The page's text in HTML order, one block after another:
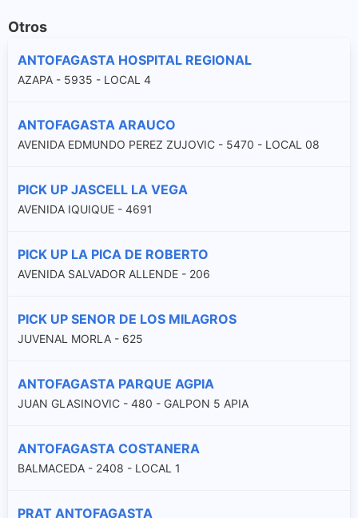
Otros
ANTOFAGASTA HOSPITAL REGIONAL
AZAPA - 5935 - LOCAL 4
ANTOFAGASTA ARAUCO
AVENIDA EDMUNDO PEREZ ZUJOVIC - 5470 - LOCAL 08
PICK UP JASCELL LA VEGA
AVENIDA IQUIQUE - 4691
PICK UP LA PICA DE ROBERTO
AVENIDA SALVADOR ALLENDE - 206
PICK UP SENOR DE LOS MILAGROS
JUVENAL MORLA - 625
ANTOFAGASTA PARQUE AGPIA
JUAN GLASINOVIC - 480 - GALPON 5 APIA
ANTOFAGASTA COSTANERA
BALMACEDA - 2408 - LOCAL 1
PRAT ANTOFAGASTA